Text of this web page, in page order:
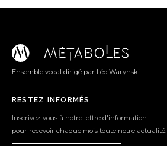
Ensemble vocal dirigé par Léo Warynski
RESTEZ INFORMÉS
Inscrivez-vous à notre lettre d'information
pour recevoir chaque mois toute notre actualité.